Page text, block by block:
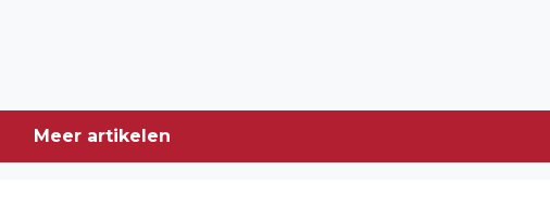
Meer artikelen